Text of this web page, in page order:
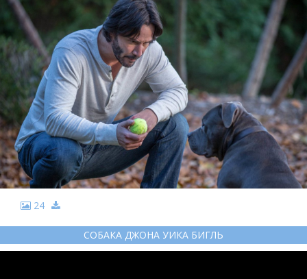
24
СОБАКА ДЖОНА УИКА БИГЛЬ